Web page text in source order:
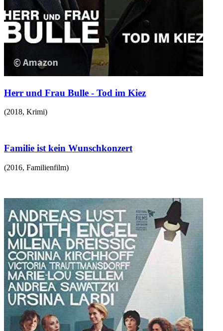
Herr und Frau Bulle - Tod im Kiez
(2018, Krimi)
Familie ist kein Wunschkonzert
(2016, Familienfilm)